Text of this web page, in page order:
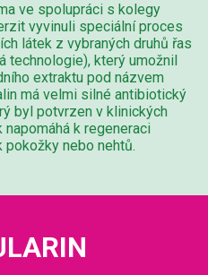
ve spolupráci s kolegy
vyvinuli speciální proces
látek z vybraných druhů řas
technologie), který umožnil
extraktu pod názvem
má velmi silné antibiotický
byl potvrzen v klinických
k regeneraci
pokožky nebo nehtů.